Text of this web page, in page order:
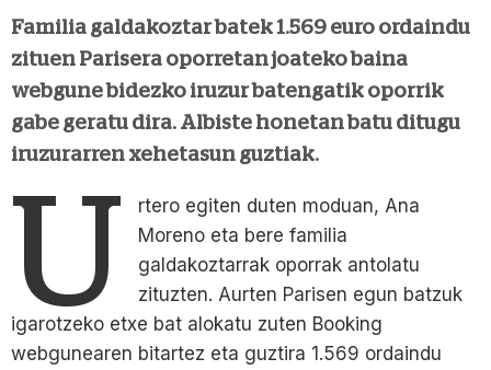
Familia galdakoztar batek 1.569 euro ordaindu
zituen Parisera oporretan joateko baina
webgune bidezko iruzur batengatik oporrik
gabe geratu dira. Albiste honetan batu ditugu
iruzurarren xehetasun guztiak.
U
rtero egiten duten moduan, Ana
Moreno eta bere familia
galdakoztarrak oporrak antolatu
zituzten. Aurten Parisen egun batzuk
igarotzeko etxe bat alokatu zuten Booking
webgunearen bitartez eta guztira 1.569 ordaindu